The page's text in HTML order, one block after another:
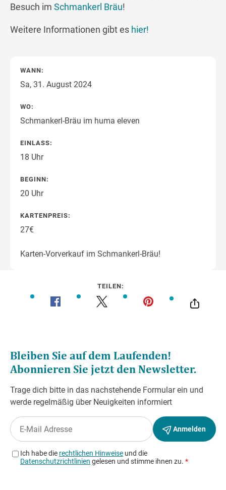
Besuch im Schmankerl Bräu!
Weitere Informationen gibt es hier!
WANN:
Sa, 31. August 2024
WO:
Schmankerl-Bräu im huma eleven
EINLASS:
18 Uhr
BEGINN:
20 Uhr
KARTENPREIS:
27€
Karten-Vorverkauf im Schmankerl-Bräu!
TEILEN: